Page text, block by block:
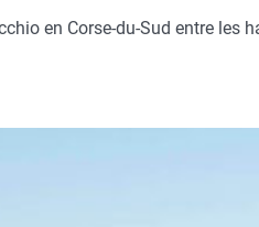
en Corse-du-Sud entre les